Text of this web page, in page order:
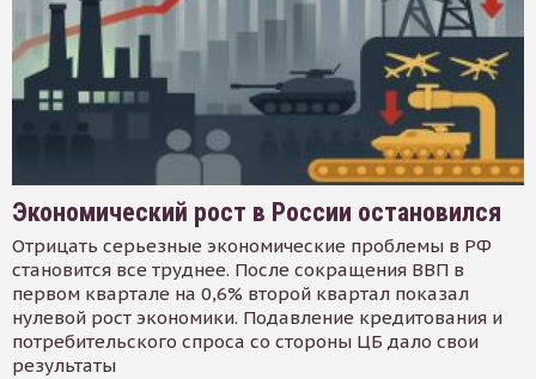
Экономический рост в России остановился
Отрицать серьезные экономические проблемы в РФ
становится все труднее. После сокращения ВВП в
первом квартале на 0,6% второй квартал показал
нулевой рост экономики. Подавление кредитования и
потребительского спроса со стороны ЦБ дало свои
результаты